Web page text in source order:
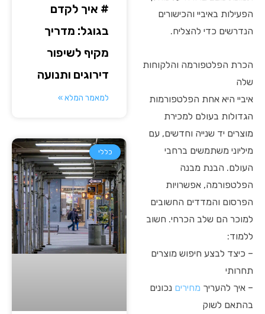
הפעילות באיביי והכישורים
הנדרשים כדי להצליח.
הכרת הפלטפורמה והלקוחות
שלה
איביי היא אחת הפלטפורמות
הגדולות בעולם למכירת
מוצרים יד שנייה וחדשים, עם
מיליוני משתמשים ברחבי
העולם. הבנת מבנה
הפלטפורמה, אפשרויות
הפרסום והמדדים החשובים
למוכר הם שלב הכרחי. חשוב
ללמוד:
– כיצד לבצע חיפוש מוצרים
תחרותי
– איך להעריך מחירים נכונים
בהתאם לשוק
# איך לקדם
בגוגל: מדריך
מקיף לשיפור
דירוגים ותנועה
למאמר המלא »
כללי